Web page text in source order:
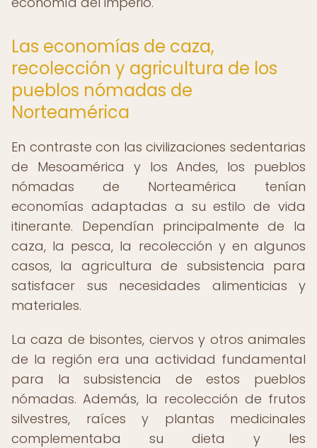
Las economías de caza,
recolección y agricultura de los
pueblos nómadas de
Norteamérica
En contraste con las civilizaciones sedentarias
de Mesoamérica y los Andes, los pueblos
nómadas de Norteamérica tenían
economías adaptadas a su estilo de vida
itinerante. Dependían principalmente de la
caza, la pesca, la recolección y en algunos
casos, la agricultura de subsistencia para
satisfacer sus necesidades alimenticias y
materiales.
La caza de bisontes, ciervos y otros animales
de la región era una actividad fundamental
para la subsistencia de estos pueblos
nómadas. Además, la recolección de frutos
silvestres, raíces y plantas medicinales
complementaba su dieta y les